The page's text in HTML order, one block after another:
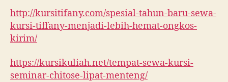
http://kursitifany.com/spesial-tahun-baru-sewa-
kursi-tiffany-menjadi-lebih-hemat-ongkos-
kirim/
https://kursikuliah.net/tempat-sewa-kursi-
seminar-chitose-lipat-menteng/